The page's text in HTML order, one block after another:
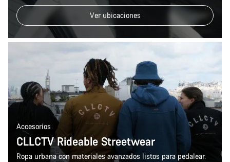
Ver ubicaciones
Accesorios
CLLCTV Rideable Streetwear
Ropa urbana con materiales avanzados listos para pedalear.